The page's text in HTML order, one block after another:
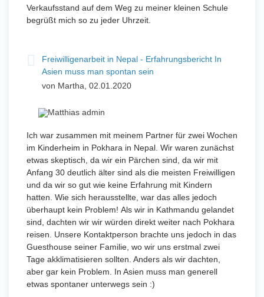
Verkaufsstand auf dem Weg zu meiner kleinen Schule
begrüßt mich so zu jeder Uhrzeit.
Freiwilligenarbeit in Nepal - Erfahrungsbericht In
Asien muss man spontan sein
von Martha, 02.01.2020
Ich war zusammen mit meinem Partner für zwei Wochen
im Kinderheim in Pokhara in Nepal. Wir waren zunächst
etwas skeptisch, da wir ein Pärchen sind, da wir mit
Anfang 30 deutlich älter sind als die meisten Freiwilligen
und da wir so gut wie keine Erfahrung mit Kindern
hatten. Wie sich herausstellte, war das alles jedoch
überhaupt kein Problem! Als wir in Kathmandu gelandet
sind, dachten wir wir würden direkt weiter nach Pokhara
reisen. Unsere Kontaktperson brachte uns jedoch in das
Guesthouse seiner Familie, wo wir uns erstmal zwei
Tage akklimatisieren sollten. Anders als wir dachten,
aber gar kein Problem. In Asien muss man generell
etwas spontaner unterwegs sein :)